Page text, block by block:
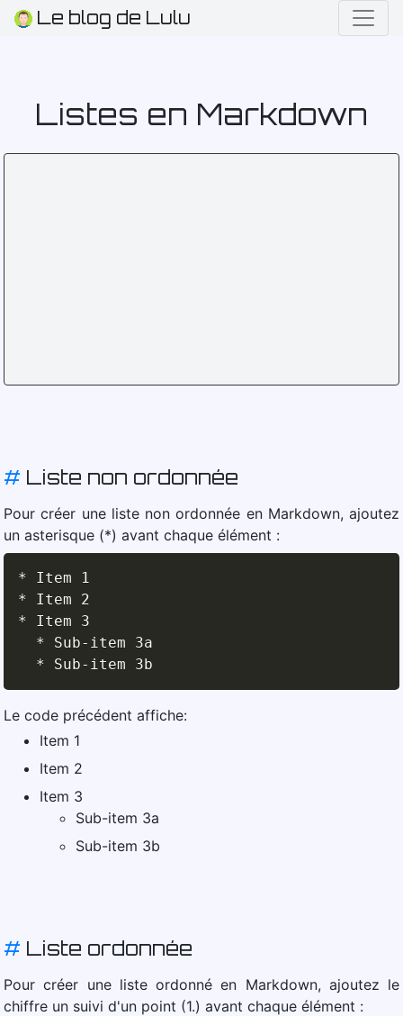
Le blog de Lulu
Listes en Markdown
# Liste non ordonnée
Pour créer une liste non ordonnée en Markdown, ajoutez
un asterisque (*) avant chaque élément :
*
*
* Item 3
* Sub-item 3a
* Sub-item 3b
Le code précédent affiche:
Item 1
Item 2
Item 3
Sub-item 3a
Sub-item 3b
# Liste ordonnée
Pour créer une liste ordonné en Markdown, ajoutez le
chiffre un suivi d'un point (1.) avant chaque élément :